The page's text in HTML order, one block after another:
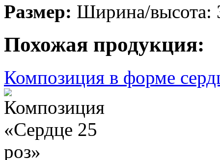
Размер: Ширина/высота:
Похожая продукция:
Композиция в форме